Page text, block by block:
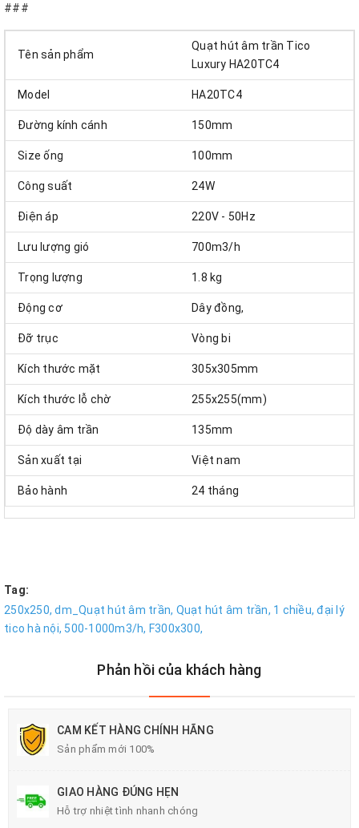
###
Tên sản phẩm
Quạt hút âm trần Tico
Luxury HA20TC4
Model HA20TC4
Đường kính cánh 150mm
Size ống 100mm
Công suất 24W
Điện áp 220V - 50Hz
Lưu lượng gió 700m3/h
Trọng lượng 1.8 kg
Động cơ Dây đồng,
Đỡ trục Vòng bi
Kích thước mặt 305x305mm
Kích thước lỗ chờ 255x255(mm)
Độ dày âm trần 135mm
Sản xuất tại Việt nam
Bảo hành 24 tháng
Tag:
250x250, dm_Quạt hút âm trần, Quạt hút âm trần, 1 chiều, đại lý
tico hà nội, 500-1000m3/h, F300x300,
Phản hồi của khách hàng
CAM KẾT HÀNG CHÍNH HÃNG
Sản phẩm mới 100%
GIAO HÀNG ĐÚNG HẸN
Hỗ trợ nhiệt tình nhanh chóng